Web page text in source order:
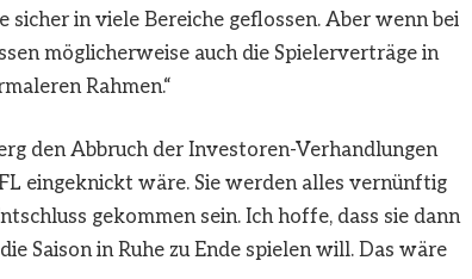
in viele Bereiche geflossen. Aber wenn bei
möglicherweise auch die Spielerverträge in
Rahmen.“
den Abbruch der Investoren-Verhandlungen
eingeknickt wäre. Sie werden alles vernünftig
gekommen sein. Ich hoffe, dass sie dann
Saison in Ruhe zu Ende spielen will. Das wäre